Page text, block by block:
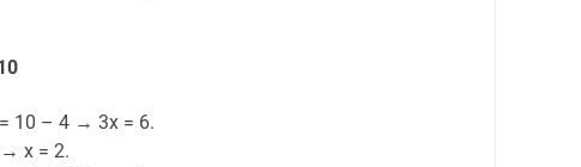
10 – 4 → 3x = 6.
→ x = 2.